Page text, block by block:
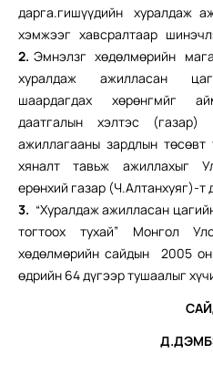
дарга.гишүүдийн хуралдаж
хэмжээг хавсралтаар
2. Эмнэлзг хөдөлмөрийн
хуралдаж ажилласан
шаардагдах хөрөнгмйг
даатгалын хэлтэс
ажиллагааны зардлын
хяналт тавьж ажиллахыг
ерөнхий газар (Ч.Алтанхуяг)-т
3. “Хуралдаж ажилласан
тогтоох тухай” Монгол
хөдөлмөрийн сайдын 2005
өдрийн 64 дүгээр тушаалыг